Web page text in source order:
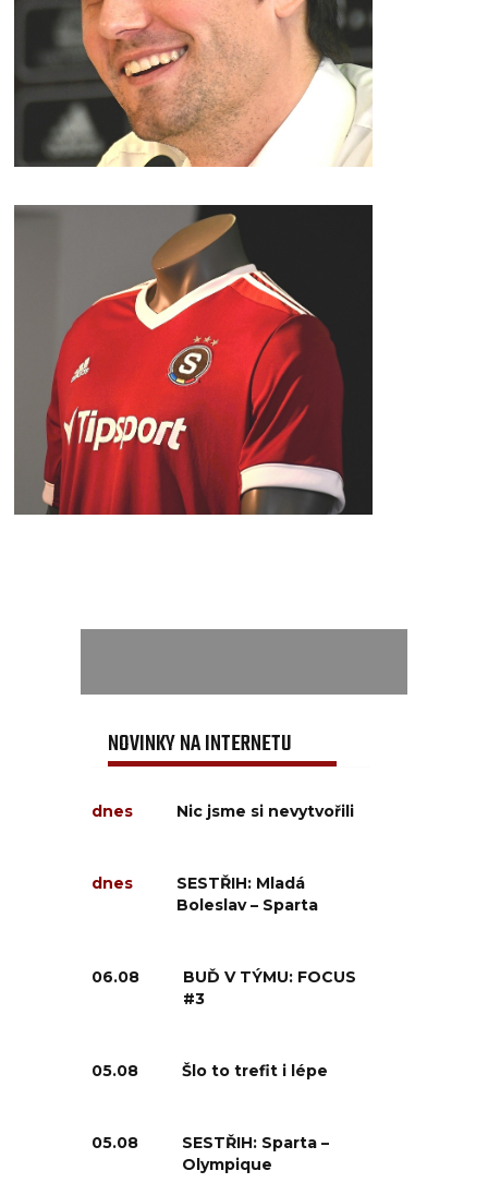
NOVINKY NA INTERNETU
dnes Nic jsme si nevytvořili
dnes
SESTŘIH: Mladá
Boleslav – Sparta
06.08
BUĎ V TÝMU: FOCUS
#3
05.08 Šlo to trefit i lépe
05.08
SESTŘIH: Sparta –
Olympique